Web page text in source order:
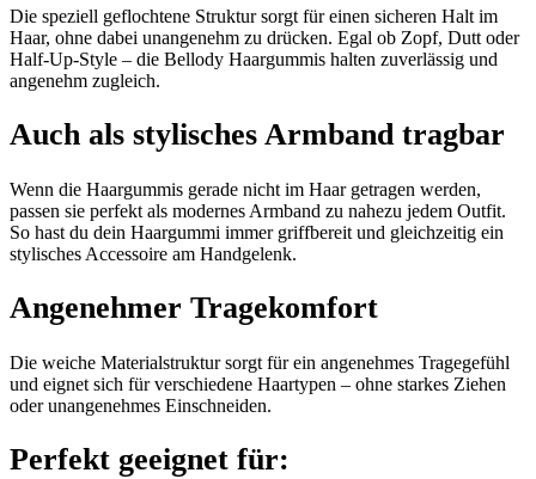
Die speziell geflochtene Struktur sorgt für einen sicheren Halt im
Haar, ohne dabei unangenehm zu drücken. Egal ob Zopf, Dutt oder
Half-Up-Style – die Bellody Haargummis halten zuverlässig und
angenehm zugleich.
Auch als stylisches Armband tragbar
Wenn die Haargummis gerade nicht im Haar getragen werden,
passen sie perfekt als modernes Armband zu nahezu jedem Outfit.
So hast du dein Haargummi immer griffbereit und gleichzeitig ein
stylisches Accessoire am Handgelenk.
Angenehmer Tragekomfort
Die weiche Materialstruktur sorgt für ein angenehmes Tragegefühl
und eignet sich für verschiedene Haartypen – ohne starkes Ziehen
oder unangenehmes Einschneiden.
Perfekt geeignet für: